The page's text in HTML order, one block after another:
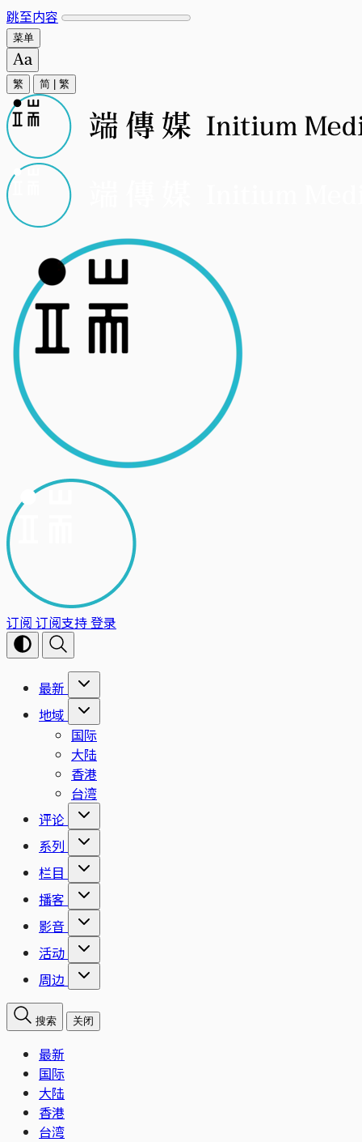
跳至内容
菜单
繁 简 繁
订阅 订阅支持登录
最新
地域
国际
大陆
香港
台湾
评论
系列
栏目
播客
影音
活动
周边
搜索 关闭
最新
国际
大陆
香港
台湾